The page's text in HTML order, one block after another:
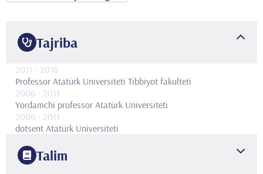
Tajriba
2011 - 2018
Professor Atatürk Universiteti Tibbiyot fakulteti
2006 - 2011
Yordamchi professor Atatürk Universiteti
2006 - 2011
dotsent Atatürk Universiteti
Talim